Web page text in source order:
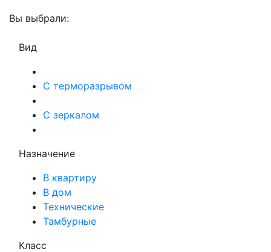
Вы выбрали:
Вид
С терморазрывом
С зеркалом
Назначение
В квартиру
В дом
Технические
Тамбурные
Класс